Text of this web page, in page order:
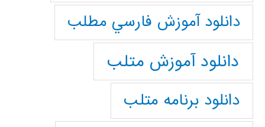
دانلود آموزش فارسي مطلب
دانلود آموزش متلب
دانلود برنامه متلب